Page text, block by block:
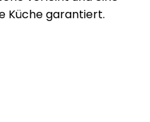
Küche garantiert.